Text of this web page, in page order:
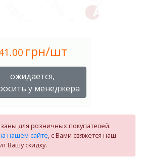
грн/шт
ожидается,
у менеджера
для розничных покупателей.
нашем сайте, с Вами свяжется наш
Вашу скидку.